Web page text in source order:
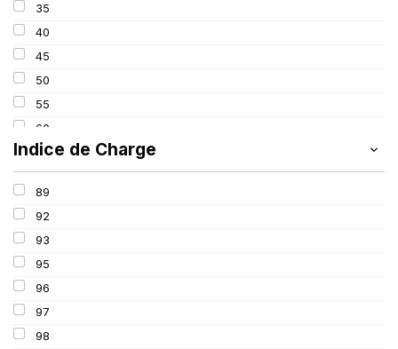
295
305
315
325
35
40
45
50
55
60
65
70
75
80
85
100
Indice de Charge
89
92
93
95
96
97
98